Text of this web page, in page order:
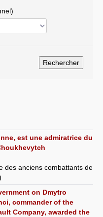
est une admiratrice du
des anciens combattants de
on Dmytro
commander of the
Company, awarded the